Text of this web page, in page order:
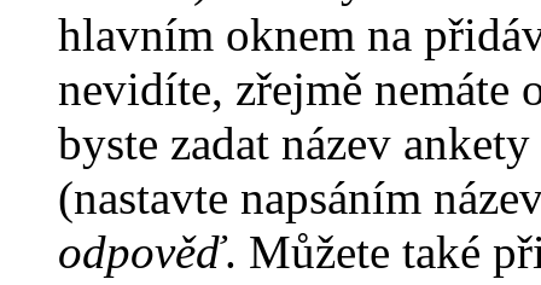
hlavním oknem na
nevidíte, zřejmě
byste zadat název
(nastavte napsáním
odpověď. Můžete také